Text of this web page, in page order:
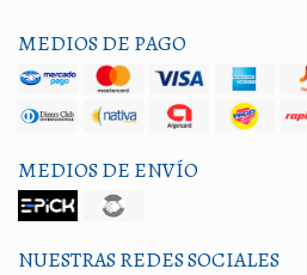
MEDIOS DE PAGO
MEDIOS DE ENVÍO
NUESTRAS REDES SOCIALES